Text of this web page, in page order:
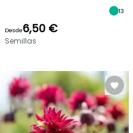
13
Desde6,50 €
Semillas